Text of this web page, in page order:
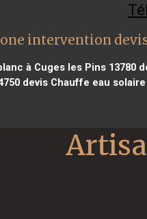
intervention
à Cuges les Pins 13780
devis Chauffe eau solaire